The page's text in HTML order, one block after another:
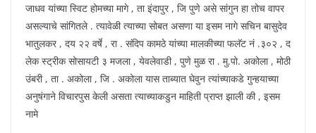
जाधव यांच्या स्विट होमच्या मागे , ता इंदापुर , जि पुणे असे सांगुन हा तोच वापर
असल्याचे सांगितले . त्यावेळी त्याच्या सोबत असणा या इसम नागे सचिन बासुदेव
भातुलकर , दय २२ वर्षे , रा . संदिप कामठे यांच्या मालकीच्या फलॅट नं .३०२ , द
लेक स्ट्रीक सोसायटी ३ मजला , येवलेवाडी , पुणे मुळ रा . मु.पो. अकोला , मोठी
उंबरी , ता . अकोला , जि . अकोला यास ताब्यात घेवुन त्यांच्याकडे गुन्हयाच्या
अनुषंगाने विचारपुस केली असता त्याच्याकडुन माहिती प्राप्त झाली की , इसम
नामे